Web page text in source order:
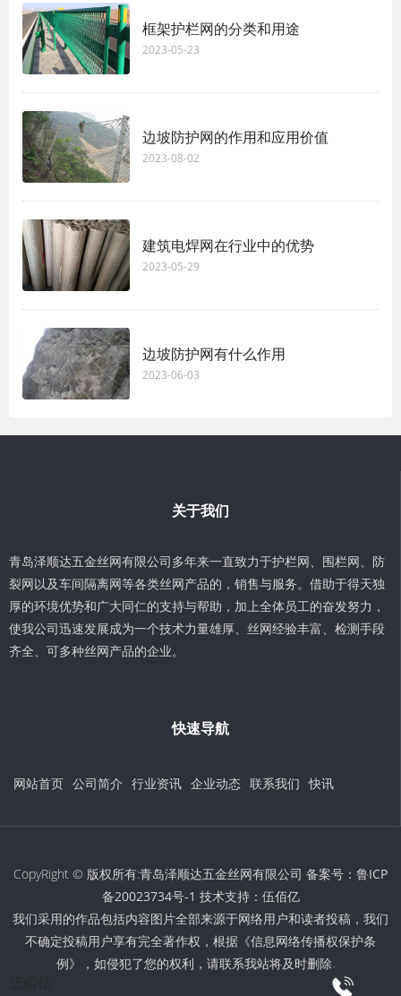
框架护栏网的分类和用途
2023-05-23
边坡防护网的作用和应用价值
2023-08-02
建筑电焊网在行业中的优势
2023-05-29
边坡防护网有什么作用
2023-06-03
关于我们
青岛泽顺达五金丝网有限公司多年来一直致力于护栏网、围栏网、防
裂网以及车间隔离网等各类丝网产品的，销售与服务。借助于得天独
厚的环境优势和广大同仁的支持与帮助，加上全体员工的奋发努力，
使我公司迅速发展成为一个技术力量雄厚、丝网经验丰富、检测手段
齐全、可多种丝网产品的企业。
快速导航
网站首页 公司简介 行业资讯 企业动态 联系我们 快讯
CopyRight © 版权所有:青岛泽顺达五金丝网有限公司 备案号： 鲁ICP
备20023734号-1 技术支持： 伍佰亿
我们采用的作品包括内容图片全部来源于网络用户和读者投稿，我们
不确定投稿用户享有完全著作权，根据《信息网络传播权保护条
例》，如侵犯了您的权利，请联系我站将及时删除。